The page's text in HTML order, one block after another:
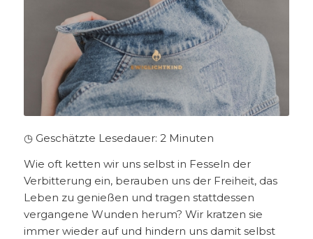
◷ Geschätzte Lesedauer: 2 Minuten
Wie oft ketten wir uns selbst in Fesseln der
Verbitterung ein, berauben uns der Freiheit, das
Leben zu genießen und tragen stattdessen
vergangene Wunden herum? Wir kratzen sie
immer wieder auf und hindern uns damit selbst